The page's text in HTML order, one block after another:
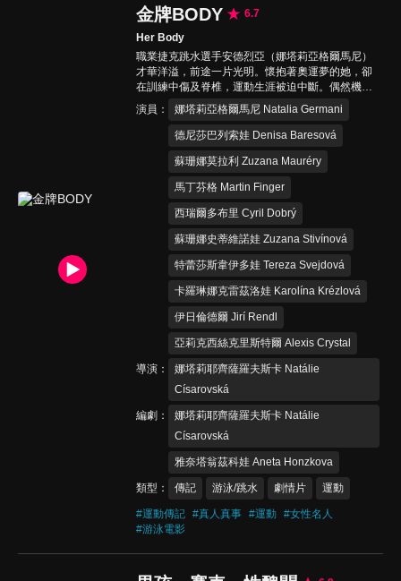
金牌BODY
6.7
Her Body
職業捷克跳水選手安德烈亞（娜塔莉亞格爾馬尼）
才華洋溢，前途一片光明。懷抱著奧運夢的她，卻
在訓練中傷及脊椎，運動生涯被迫中斷。偶然機緣
下，安德烈亞遇見了一名攝影師，從此踏入裸體模
特兒的世界，最終以成人影星莉亞德梅的身份走向
世界，重新定義自己的價值…
演員 娜塔莉亞格爾馬尼 Natalia Germani
德尼莎巴列索娃 Denisa Baresová
蘇珊娜莫拉利 Zuzana Mauréry
馬丁芬格 Martin Finger
西瑞爾多布里 Cyril Dobrý
蘇珊娜史蒂維諾娃 Zuzana Stivínová
特蕾莎斯韋伊多娃 Tereza Svejdová
卡羅琳娜克雷茲洛娃 Karolína Krézlová
伊日倫德爾 Jirí Rendl
亞莉克西絲克里斯特爾 Alexis Crystal
導演
娜塔莉耶齊薩羅夫斯卡 Natálie
Císarovská
編劇
娜塔莉耶齊薩羅夫斯卡 Natálie
Císarovská
雅奈塔翁茲科娃 Aneta Honzkova
類型 傳記 游泳/跳水 劇情片 運動
#運動傳記 #真人真事 #運動 #女性名人
#游泳電影